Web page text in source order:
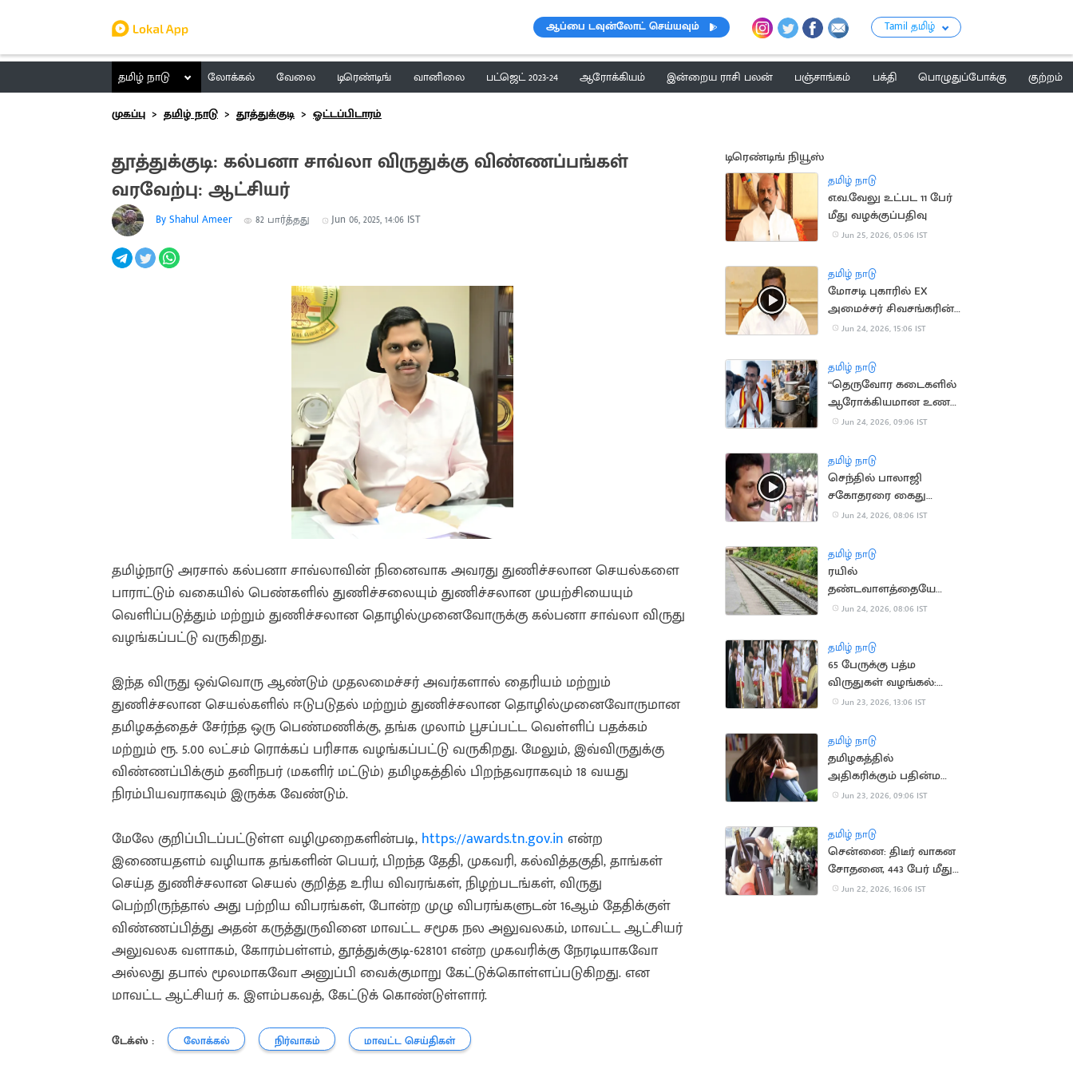
ஆப்பை டவுன்லோட் செய்யவும் Tamil தமிழ்
தமிழ் நாடு லோக்கல் வேலை டிரெண்டிங் வானிலை பட்ஜெட் 2023-24 ஆரோக்கியம் இன்றைய ராசி பலன் பஞ்சாங்கம் பக்தி பொழுதுப்போக்கு
குற்றம்
முகப்பு
தமிழ் நாடு தூத்துக்குடி ஓட்டப்பிடாரம்
தூத்துக்குடி: கல்பனா சாவ்லா விருதுக்கு விண்ணப்பங்கள்
வரவேற்பு: ஆட்சியர்
By Shahul Ameer 82 பார்த்தது Jun 06, 2025, 14:06 IST
தமிழ்நாடு அரசால் கல்பனா சாவ்லாவின் நினைவாக அவரது துணிச்சலான செயல்களை
பாராட்டும் வகையில் பெண்களில் துணிச்சலையும் துணிச்சலான முயற்சியையும்
வெளிப்படுத்தும் மற்றும் துணிச்சலான தொழில்முனைவோருக்கு கல்பனா சாவ்லா விருது
வழங்கப்பட்டு வருகிறது.
இந்த விருது ஒவ்வொரு ஆண்டும் முதலமைச்சர் அவர்களால் தைரியம் மற்றும்
துணிச்சலான செயல்களில் ஈடுபடுதல் மற்றும் துணிச்சலான தொழில்முனைவோருமான
தமிழகத்தைச் சேர்ந்த ஒரு பெண்மணிக்கு, தங்க முலாம் பூசப்பட்ட வெள்ளிப் பதக்கம்
மற்றும் ரூ. 5.00 லட்சம் ரொக்கப் பரிசாக வழங்கப்பட்டு வருகிறது. மேலும், இவ்விருதுக்கு
விண்ணப்பிக்கும் தனிநபர் (மகளிர் மட்டும்) தமிழகத்தில் பிறந்தவராகவும் 18 வயது
நிரம்பியவராகவும் இருக்க வேண்டும்.
மேலே குறிப்பிடப்பட்டுள்ள வழிமுறைகளின்படி,https://awards.tn.gov.inஎன்ற
இணையதளம் வழியாக தங்களின் பெயர், பிறந்த தேதி, முகவரி, கல்வித்தகுதி, தாங்கள்
செய்த துணிச்சலான செயல் குறித்த உரிய விவரங்கள், நிழற்படங்கள், விருது
பெற்றிருந்தால் அது பற்றிய விபரங்கள், போன்ற முழு விபரங்களுடன் 16ஆம் தேதிக்குள்
விண்ணப்பித்து அதன் கருத்துருவினை மாவட்ட சமூக நல அலுவலகம், மாவட்ட ஆட்சியர்
அலுவலக வளாகம், கோரம்பள்ளம், தூத்துக்குடி-628101 என்ற முகவரிக்கு நேரடியாகவோ
அல்லது தபால் மூலமாகவோ அனுப்பி வைக்குமாறு கேட்டுக்கொள்ளப்படுகிறது. என
மாவட்ட ஆட்சியர் க. இளம்பகவத், கேட்டுக் கொண்டுள்ளார்.
டேக்ஸ் : லோக்கல் நிர்வாகம் மாவட்ட செய்திகள்
டிரெண்டிங் நியூஸ்
தமிழ் நாடு
எ.வ.வேலு உட்பட 11 பேர்
மீது வழக்குப்பதிவு
Jun 25, 2026, 05:06 IST
தமிழ் நாடு
மோசடி புகாரில் EX
அமைச்சர் சிவசங்கரின்
உதவியாளர் கைது
Jun 24, 2026, 15:06 IST
தமிழ் நாடு
“தெருவோர கடைகளில்
ஆரோக்கியமான உணவு
தயாரிக்க கடன்”..
Jun 24, 2026, 09:06 IST
தமிழ் நாடு
செந்தில் பாலாஜி
சகோதரரை கைது
செய்யாதது ஏன்? -
Jun 24, 2026, 08:06 IST
தமிழ் நாடு
ரயில்
தண்டவாளத்தையே
மொத்தமாக திருடிச்
Jun 24, 2026, 08:06 IST
தமிழ் நாடு
65 பேருக்கு பத்ம
விருதுகள் வழங்கல்:
ஜனாதிபதி திரவுபதி
Jun 23, 2026, 13:06 IST
தமிழ் நாடு
தமிழகத்தில்
அதிகரிக்கும் பதின்ம
வயது கர்ப்பங்கள்
Jun 23, 2026, 09:06 IST
தமிழ் நாடு
சென்னை: திடீர் வாகன
சோதனை, 443 பேர் மீது
வழக்கு
Jun 22, 2026, 16:06 IST